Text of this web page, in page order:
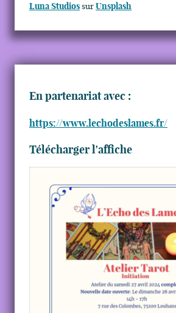
Luna StudiossurUnsplash
En partenariat avec :
https://www.lechodeslames.fr/
Télécharger l'affiche